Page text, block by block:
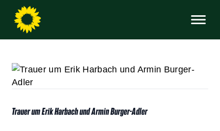
Trauer um Erik Harbach und Armin Burger-Adler